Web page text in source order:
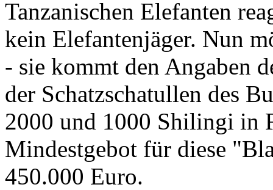
Tanzanischen Elefanten
kein Elefantenjäger. Nun
- sie kommt den Angaben
der Schatzschatullen des
2000 und 1000 Shilingi in
Mindestgebot für diese
450.000 Euro.